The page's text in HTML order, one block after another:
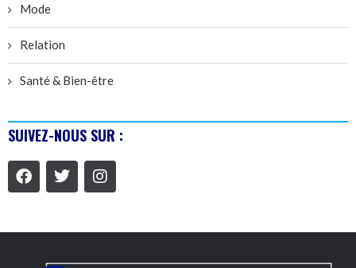
Mode
Relation
Santé & Bien-être
SUIVEZ-NOUS SUR :